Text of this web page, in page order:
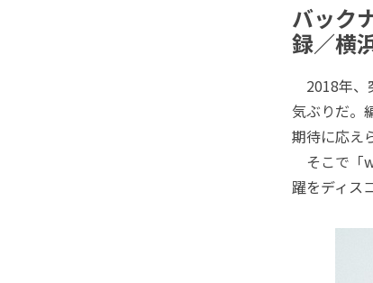
バック
録／横
2018年、
気ぶりだ。
期待に応え
そこで「
躍をディス